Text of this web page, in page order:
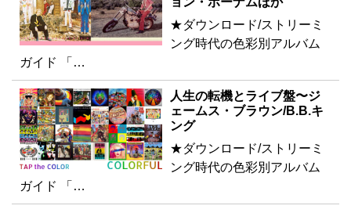
★ダウンロード/ストリーミ
ング時代の色彩別アルバム
ガイド 「…
人生の転機とライブ盤〜ジ
ェームス・ブラウン/B.B.キ
ング
★ダウンロード/ストリーミ
ング時代の色彩別アルバム
ガイド 「…